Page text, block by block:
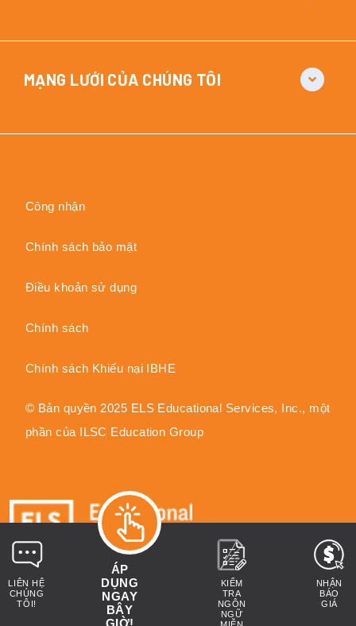
LIÊN HỆ
CHÚNG
TÔI!
NHẬN
BÁO
GIÁ
KIỂM
TRA
NGÔN
NGỮ
ÁP
DỤNG
NGAY
BÂY
GIỜ!
Trọng tâm của chúng tôi là thành
MẠNG LƯỚI CỦA CHÚNG TÔI
Công nhận
Chính sách bảo mật
Điều khoản sử dụng
Chính sách
Chính sách Khiếu nại IBHE
© Bản quyền 2025 ELS Educational Services, Inc., một
phần của ILSC Education Group